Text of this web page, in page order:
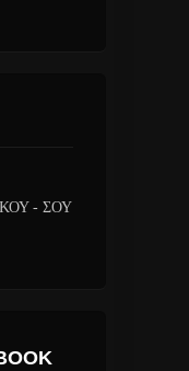
- ΣΟΥ